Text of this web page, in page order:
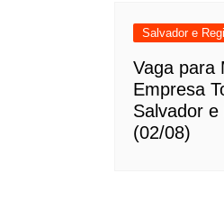
Salvador e
Vaga para
Empresa
Salvador
(02/08)